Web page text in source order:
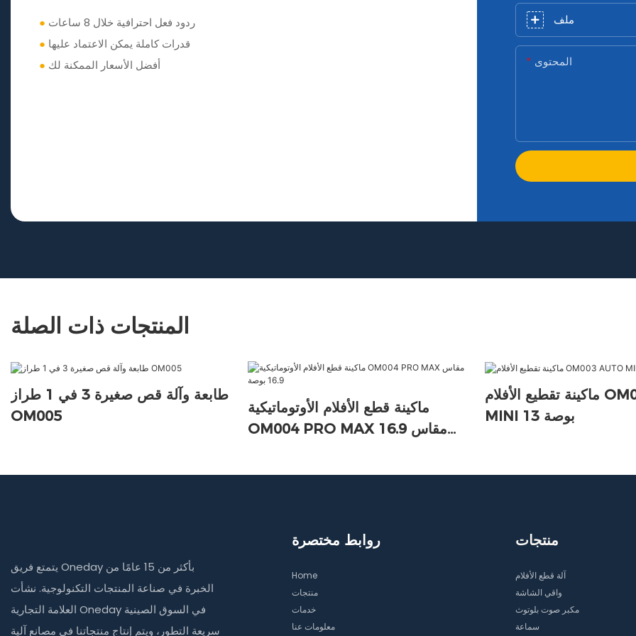
●
ردود فعل احترافية خلال 8 ساعات
● قدرات كاملة يمكن الاعتماد عليها
● أفضل الأسعار الممكنة لك
ملف
المحتوى
المنتجات ذات الصلة
طابعة وآلة قص صغيرة 3 في 1 طراز
OM005
ماكينة قطع الأفلام الأوتوماتيكية
OM004 PRO MAX مقاس 16.9
ماكينة تقطيع الأفلام OM003 AUTO
MINI 13 بوصة
يتمتع فريق Oneday بأكثر من 15 عامًا من
الخبرة في صناعة المنتجات التكنولوجية. نشأت
العلامة التجارية Oneday في السوق الصينية
سريعة التطور، ويتم إنتاج منتجاتنا في مصانع آلية
روابط مختصرة
Home
منتجات
خدمات
معلومات عنا
منتجات
آلة قطع الأفلام
واقي الشاشة
مكبر صوت بلوتوث
سماعة